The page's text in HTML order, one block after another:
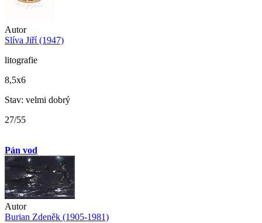
Autor
Slíva Jiří (1947)
litografie
8,5x6
Stav: velmi dobrý
27/55
Pán vod
Autor
Burian Zdeněk (1905-1981)